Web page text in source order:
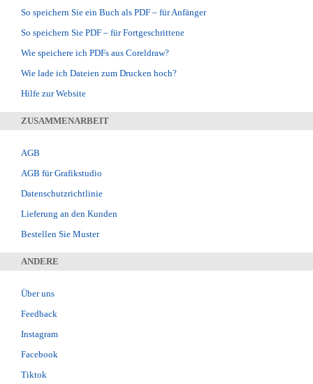
So speichern Sie ein Buch als PDF – für Anfänger
So speichern Sie PDF – für Fortgeschrittene
Wie speichere ich PDFs aus Coreldraw?
Wie lade ich Dateien zum Drucken hoch?
Hilfe zur Website
ZUSAMMENARBEIT
AGB
AGB für Grafikstudio
Datenschutzrichtlinie
Lieferung an den Kunden
Bestellen Sie Muster
ANDERE
Über uns
Feedback
Instagram
Facebook
Tiktok